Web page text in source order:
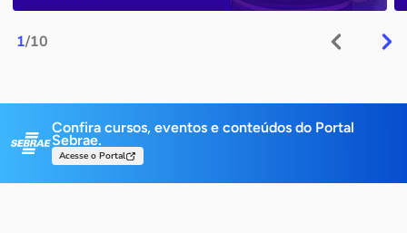
1/10
Confira cursos, eventos e conteúdos do Portal
Sebrae.
Acesse o Portal